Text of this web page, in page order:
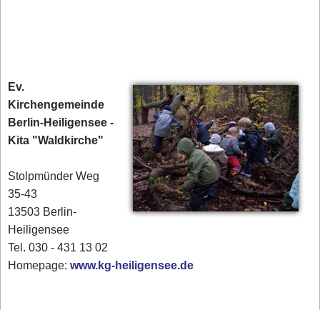
Ev.
Kirchengemeinde
Berlin-Heiligensee -
Kita "Waldkirche"
Stolpmünder Weg
35-43
13503 Berlin-
Heiligensee
Tel. 030 - 431 13 02‎
Homepage:www.kg-heiligensee.de